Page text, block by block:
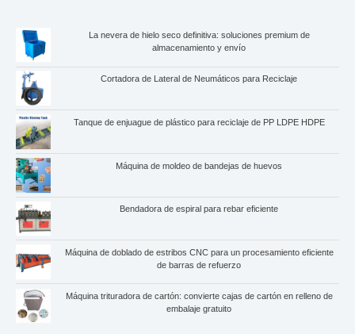
La nevera de hielo seco definitiva: soluciones premium de
almacenamiento y envío
Cortadora de Lateral de Neumáticos para Reciclaje
Tanque de enjuague de plástico para reciclaje de PP LDPE HDPE
Máquina de moldeo de bandejas de huevos
Bendadora de espiral para rebar eficiente
Máquina de doblado de estribos CNC para un procesamiento eficiente
de barras de refuerzo
Máquina trituradora de cartón: convierte cajas de cartón en relleno de
embalaje gratuito